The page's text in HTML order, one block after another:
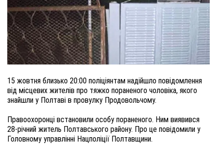
15 жовтня близько 20:00 поліціянтам надійшло повідомлення
від місцевих жителів про тяжко пораненого чоловіка, якого
знайшли у Полтаві в провулку Продовольчому.
Правоохоронці встановили особу пораненого. Ним виявився
28-річний житель Полтавського району. Про це повідомили у
Головному управлінні Нацполіції Полтавщини.